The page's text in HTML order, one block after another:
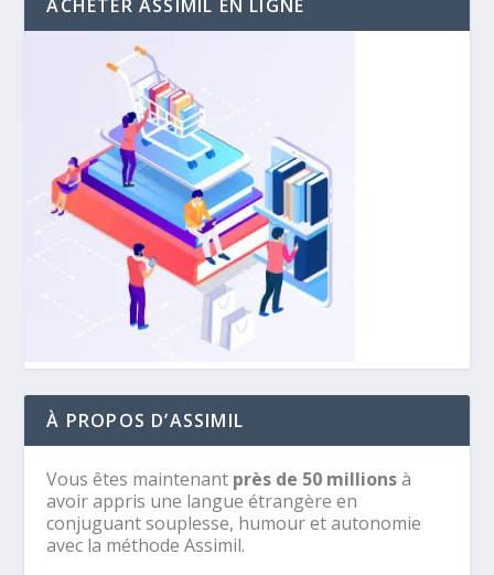
ACHETER ASSIMIL EN LIGNE
À PROPOS D’ASSIMIL
Vous êtes maintenant près de 50 millionsà
avoir appris une langue étrangère en
conjuguant souplesse, humour et autonomie
avec la méthode Assimil.